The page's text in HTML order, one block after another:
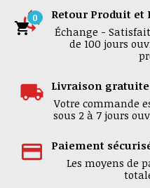
Retour Produit et
Échange -
de 100 jours
Livraison gratuite
Votre commande
sous 2 à 7 jours
Paiement
Les moyens de

0